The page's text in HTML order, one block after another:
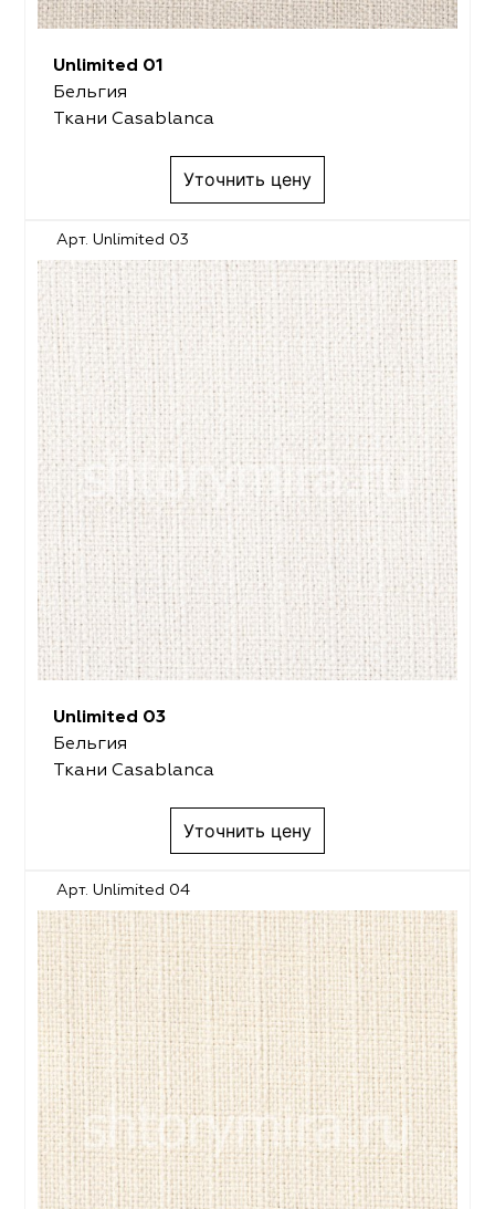
Unlimited 01
Бельгия
Ткани Casablanca
Уточнить цену
Арт. Unlimited 03
Unlimited 03
Бельгия
Ткани Casablanca
Уточнить цену
Арт. Unlimited 04